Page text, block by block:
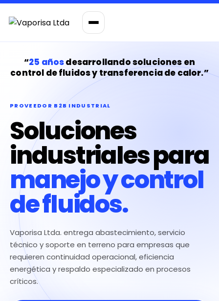
“25 añosdesarrollando soluciones en
control de fluidos y transferencia de calor.”
PROVEEDOR B2B INDUSTRIAL
Soluciones
industriales para
manejo y control
de fluidos.
Vaporisa Ltda. entrega abastecimiento, servicio
técnico y soporte en terreno para empresas que
requieren continuidad operacional, eficiencia
energética y respaldo especializado en procesos
críticos.